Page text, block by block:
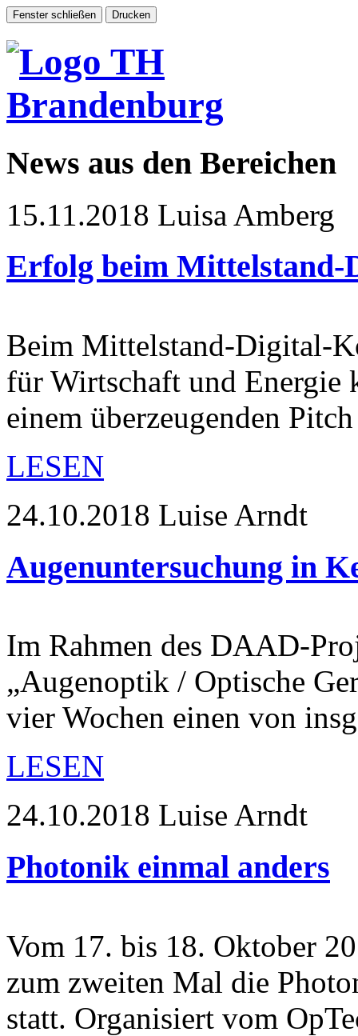
News aus den Bereichen
15.11.2018 Luisa Amberg
Erfolg beim Mittelstand-
Beim Mittelstand-Digital-
für Wirtschaft und Energie
einem überzeugenden
LESEN
24.10.2018 Luise Arndt
Augenuntersuchung in
Im Rahmen des DAAD-
„Augenoptik / Optische
vier Wochen einen von
LESEN
24.10.2018 Luise Arndt
Photonik einmal anders
Vom 17. bis 18. Oktober
zum zweiten Mal die
statt. Organisiert vom